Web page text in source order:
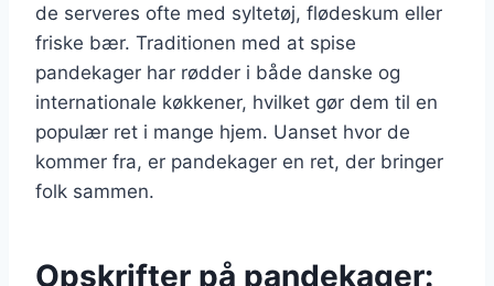
de serveres ofte med syltetøj, flødeskum eller
friske bær. Traditionen med at spise
pandekager har rødder i både danske og
internationale køkkener, hvilket gør dem til en
populær ret i mange hjem. Uanset hvor de
kommer fra, er pandekager en ret, der bringer
folk sammen.
Opskrifter på pandekager: